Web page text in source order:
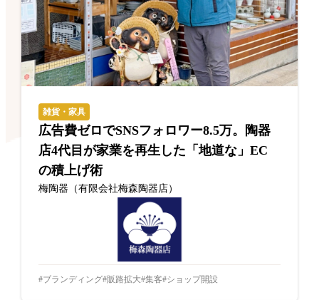
雑貨・家具
広告費ゼロでSNSフォロワー8.5万。陶器
店4代目が家業を再生した「地道な」EC
の積上げ術
梅陶器（有限会社梅森陶器店）
ブランディング 販路拡大 集客 ショップ開設